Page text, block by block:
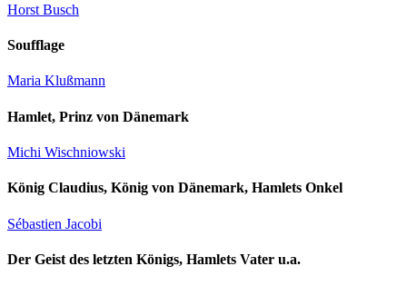
Horst Busch
Soufflage
Maria Klußmann
Hamlet, Prinz von Dänemark
Michi Wischniowski
König Claudius, König von Dänemark, Hamlets Onkel
Sébastien Jacobi
Der Geist des letzten Königs, Hamlets Vater u.a.